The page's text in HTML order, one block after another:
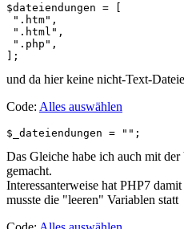
$dateiendungen = [
".htm",
".html",
".php",
];
und da hier keine nicht-Text-
Code: Alles auswählen
$_dateiendungen = "";
Das Gleiche habe ich auch mit
gemacht.
Interessanterweise hat PHP7
musste die "leeren" Variablen statt